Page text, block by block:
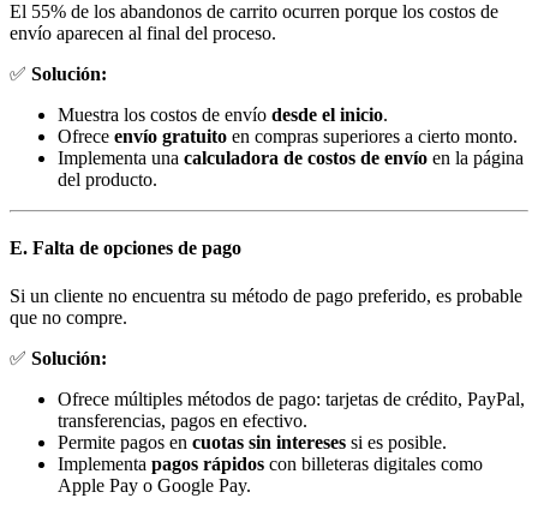
El 55% de los abandonos de carrito ocurren porque los costos de
envío aparecen al final del proceso.
✅ Solución:
Muestra los costos de envío desde el inicio.
Ofrece envío gratuito en compras superiores a cierto monto.
Implementa una calculadora de costos de envío en la página
del producto.
E. Falta de opciones de pago
Si un cliente no encuentra su método de pago preferido, es probable
que no compre.
✅ Solución:
Ofrece múltiples métodos de pago: tarjetas de crédito, PayPal,
transferencias, pagos en efectivo.
Permite pagos en cuotas sin intereses si es posible.
Implementa pagos rápidos con billeteras digitales como
Apple Pay o Google Pay.